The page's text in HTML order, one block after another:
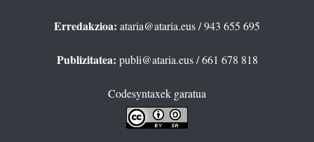
Erredakzioa: ataria@ataria.eus/ 943 655 695
Publizitatea: publi@ataria.eus/ 661 678 818
Codesyntaxek garatua